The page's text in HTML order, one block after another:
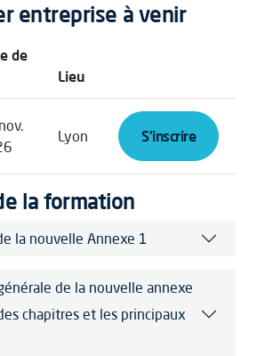
entreprise à venir
de
Lieu
Lyon S'inscrire
la formation
la nouvelle Annexe 1
de la nouvelle annexe
chapitres et les principaux